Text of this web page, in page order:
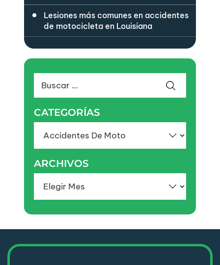
Lesiones más comunes en accidentes
de motocicleta en Louisiana
CATEGORÍAS
ARCHIVOS